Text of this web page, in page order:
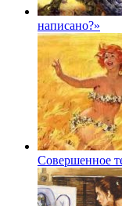
написано?»
Совершенное